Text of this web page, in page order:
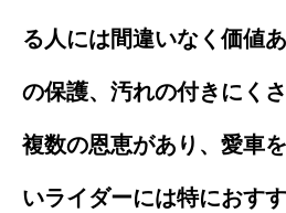
る人には間違いなく価値
の保護、汚れの付きにく
複数の恩恵があり、愛車
いライダーには特におすす